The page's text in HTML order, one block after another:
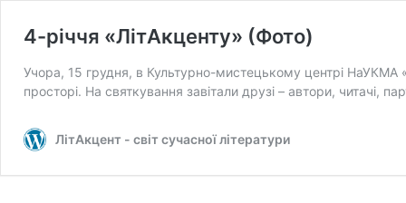
4-річчя «ЛітАкценту» (Фото)
Учора, 15 грудня, в Культурно-мистецькому центрі НаУКМА
просторі. На святкування завітали друзі – автори, читачі,
ЛітАкцент - світ сучасної літератури